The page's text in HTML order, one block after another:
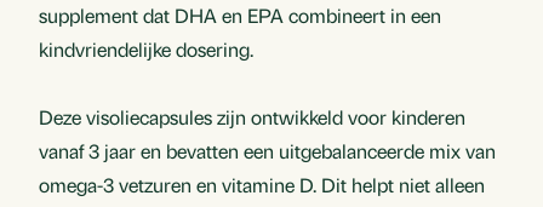
supplement dat DHA en EPA combineert in een
kindvriendelijke dosering.
Deze visoliecapsules zijn ontwikkeld voor kinderen
vanaf 3 jaar en bevatten een uitgebalanceerde mix van
omega-3 vetzuren en vitamine D. Dit helpt niet alleen